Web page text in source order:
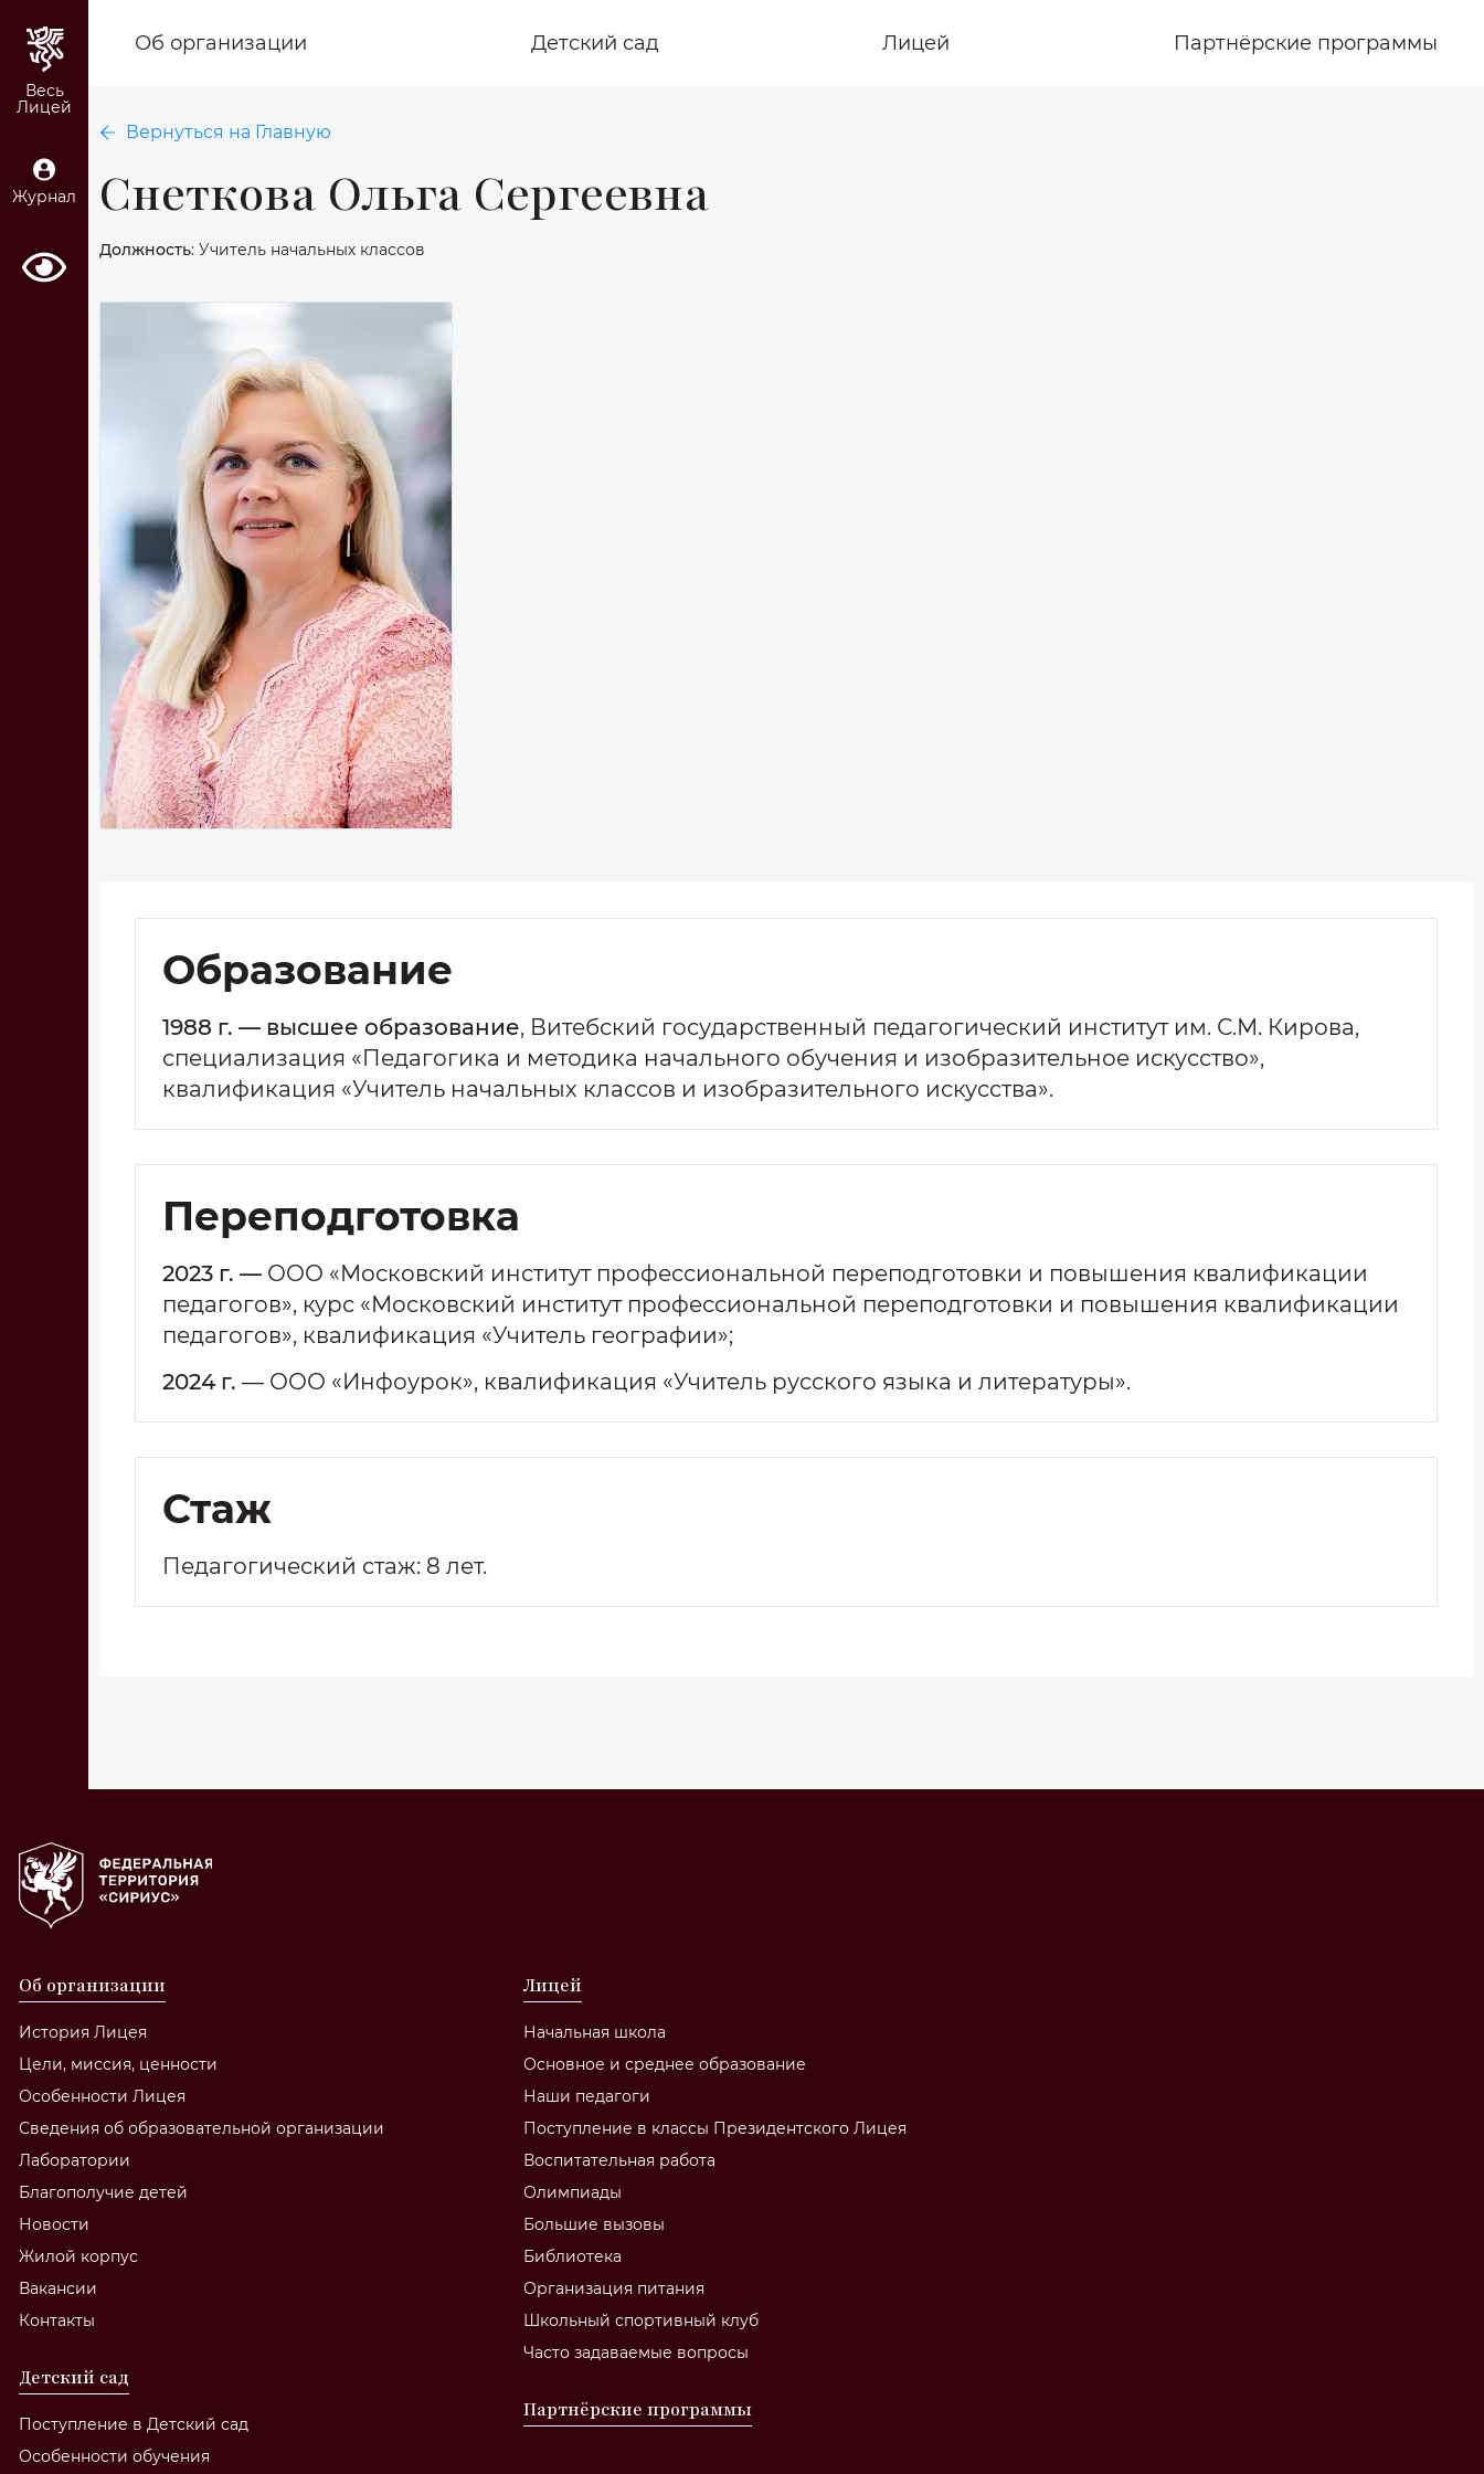
Весь
Лицей
Журнал
Об организации Детский сад Лицей Партнёрские программы
Вернуться на Главную
Снеткова Ольга Сергеевна
Должность: Учитель начальных классов
Образование
1988 г. — высшее образование, Витебский государственный педагогический институт им. С.М. Кирова,
специализация «Педагогика и методика начального обучения и изобразительное искусство»,
квалификация «Учитель начальных классов и изобразительного искусства».
Переподготовка
2023 г. — ООО «Московский институт профессиональной переподготовки и повышения квалификации
педагогов», курс «Московский институт профессиональной переподготовки и повышения квалификации
педагогов», квалификация «Учитель географии»;
2024 г. — ООО «Инфоурок», квалификация «Учитель русского языка и литературы».
Стаж
Педагогический стаж: 8 лет.
Об организации
История Лицея
Цели, миссия, ценности
Особенности Лицея
Сведения об образовательной организации
Лаборатории
Благополучие детей
Новости
Жилой корпус
Вакансии
Контакты
Детский сад
Поступление в Детский сад
Особенности обучения
Лицей
Начальная школа
Основное и среднее образование
Наши педагоги
Поступление в классы Президентского Лицея
Воспитательная работа
Олимпиады
Большие вызовы
Библиотека
Организация питания
Школьный спортивный клуб
Часто задаваемые вопросы
Партнёрские программы